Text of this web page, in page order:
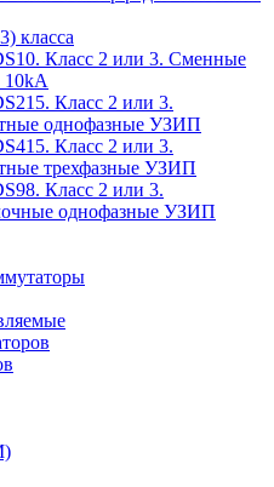
класса
Класс 2 или 3. Сменные
10kA
Класс 2 или 3.
однофазные УЗИП
Класс 2 или 3.
трехфазные УЗИП
Класс 2 или 3.
однофазные УЗИП